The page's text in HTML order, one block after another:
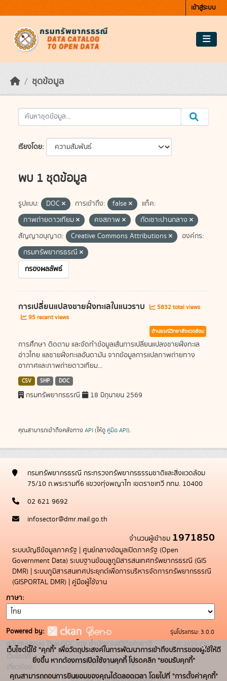
เข้าสู่ระบบ
ชุดข้อมูล
เรียงโดย
พบ 1 ชุดข้อมูล
รูปแบบ: DOC การเข้าถึง: false
แท็ค:
ภาพถ่ายดาวเทียม
คงสภาพ
กัดเซาะปานกลาง
สัญญาอนุญาต:
Creative Commons Attributions
องค์กร:
กรมทรัพยากรธรณี
กรองผลลัพธ์
การเปลี่ยนแปลงชายฝั่งทะเลในแนวราบ
5832 total views
95 recent views
ด้านธรณีวิทยาสิ่งแวดล้อม
การศึกษา ติดตาม และจัดทำข้อมูลเส้นการเปลี่ยนแปลงชายฝั่งทะเล
อ่าวไทย แลชายฝั่งทะเลอันดามัน จากข้อมูลการแปลภาพถ่ายทาง
อากาศและภาพถ่ายดาวเทียม...
CSV SHP DOC
กรมทรัพยากรธรณี 18 มิถุนายน 2569
คุณสามารถเข้าถึงคลังทาง API (ให้ดู คู่มือ API).
กรมทรัพยากรธรณี กระทรวงทรัพยากรธรรมชาติและสิ่งแวดล้อม
75/10 ถ.พระรามที่6 แขวงทุ่งพญาไท เขตราชเทวี กทม. 10400
02 621 9692
infosector@dmr.mail.go.th
จำนวนผู้เข้าชม 1971850
ระบบบัญชีข้อมูลภาครัฐ | ศูนย์กลางข้อมูลเปิดภาครัฐ (Open
Government Data) ระบบฐานข้อมลูภูมิสารสนเทศทรัพยากรธรณี (GIS
DMR) | ระบบภูมิสารสนเทศประยุกต์เพื่อการบริหารจัดการทรัพยากรธรณี
(GISPORTAL DMR) | คู่มือผู้ใช้งาน
ภาษา
Powered by:
สนับสนุนระบบ Thai-GDC โดย สำนักงานสถิติแห่งชาติ
เว็บไซต์ที่
เกี่ยวข้อง:
ระบบบัญชีข้อมูลภาครัฐ
บริการนามานุกรมบัญชีข้อมูลภาค
รุ่นโปรแกรม: 3.0.0
วันที่: 2025-05-
19
เว็บไซต์นี้ใช้ "คุกกี้" เพื่อวัตถุประสงค์ในการพัฒนาการเข้าถึงบริการของผู้ใช้ให้ดี
ยิ่งขึ้น หากต้องการเปิดใช้งานคุกกี้ โปรดคลิก "ยอมรับคุกกี้"
คุณสามารถถอนการยินยอมของคุณได้ตลอดเวลา โดยไปที่ "การตั้งค่าคุกกี้"
x